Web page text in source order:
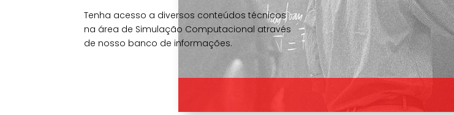
Tenha acesso a diversos conteúdos técnicos
na área de Simulação Computacional através
de nosso banco de informações.